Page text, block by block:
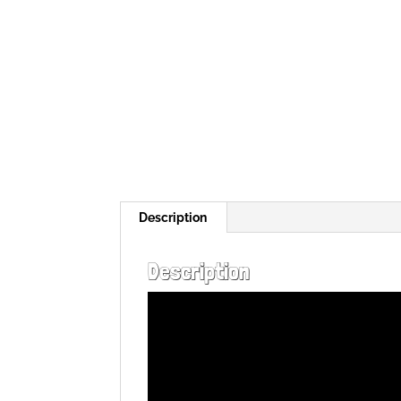
Description
Description